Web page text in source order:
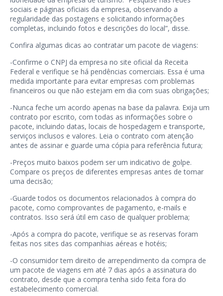
sociais e páginas oficiais da empresa, observando a
regularidade das postagens e solicitando informações
completas, incluindo fotos e descrições do local”, disse.
Confira algumas dicas ao contratar um pacote de viagens:
-Confirme o CNPJ da empresa no site oficial da Receita
Federal e verifique se há pendências comerciais. Essa é uma
medida importante para evitar empresas com problemas
financeiros ou que não estejam em dia com suas obrigações;
-Nunca feche um acordo apenas na base da palavra. Exija um
contrato por escrito, com todas as informações sobre o
pacote, incluindo datas, locais de hospedagem e transporte,
serviços inclusos e valores. Leia o contrato com atenção
antes de assinar e guarde uma cópia para referência futura;
-Preços muito baixos podem ser um indicativo de golpe.
Compare os preços de diferentes empresas antes de tomar
uma decisão;
-Guarde todos os documentos relacionados à compra do
pacote, como comprovantes de pagamento, e-mails e
contratos. Isso será útil em caso de qualquer problema;
-Após a compra do pacote, verifique se as reservas foram
feitas nos sites das companhias aéreas e hotéis;
-O consumidor tem direito de arrependimento da compra de
um pacote de viagens em até 7 dias após a assinatura do
contrato, desde que a compra tenha sido feita fora do
estabelecimento comercial.